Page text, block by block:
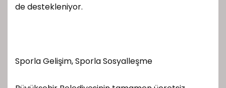
de destekleniyor.
Sporla Gelişim, Sporla Sosyalleşme